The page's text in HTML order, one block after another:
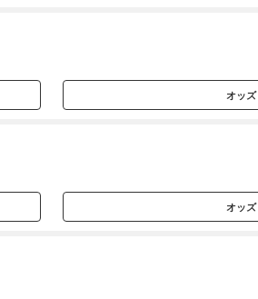
オッズ
オッズ